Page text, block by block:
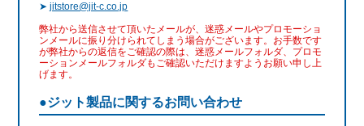
➤jitstore@jit-c.co.jp
弊社から送信させて頂いたメールが、迷惑メールやプロモーショ
ンメールに振り分けられてしまう場合がございます。お手数です
が弊社からの返信をご確認の際は、迷惑メールフォルダ、プロモ
ーションメールフォルダもご確認いただけますようお願い申し上
げます。
●ジット製品に関するお問い合わせ